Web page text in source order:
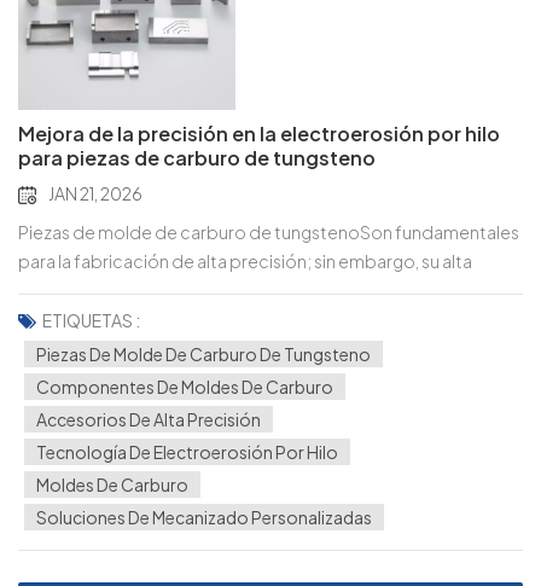
Mejora de la precisión en la electroerosión por hilo
para piezas de carburo de tungsteno
JAN 21, 2026
Piezas de molde de carburo de tungstenoSon fundamentales
para la fabricación de alta precisión; sin embargo, su alta
dureza y fragilidad dificultan el control de precisión en la
electroerosión por hilo. Incluso las microdesviaciones pueden
afectar el rendimiento y la vida útil del molde. Equipos
centrales y configuración de cables Selección de alambres:
Alambres de latón recubiertos de zinc (precisión equilibrada)
o alambres de molibdeno (cortes delgados de
ultraprecisión); reemplazar cada 8 a 12 horas para evitar errores
inducidos por el desgaste. Calibración de tensión: 12–18 N para
cables de 0,25 mm, 8–12 N para cables de 0,15–0,2 mm;
alineación láser diaria para rectitud de cables para eliminar la
vibración. Calibración de la máquina: Verifique
ETIQUETAS :
Piezas De Molde De Carburo De Tungsteno
Componentes De Moldes De Carburo
Accesorios De Alta Precisión
Tecnología De Electroerosión Por Hilo
Moldes De Carburo
Soluciones De Mecanizado Personalizadas